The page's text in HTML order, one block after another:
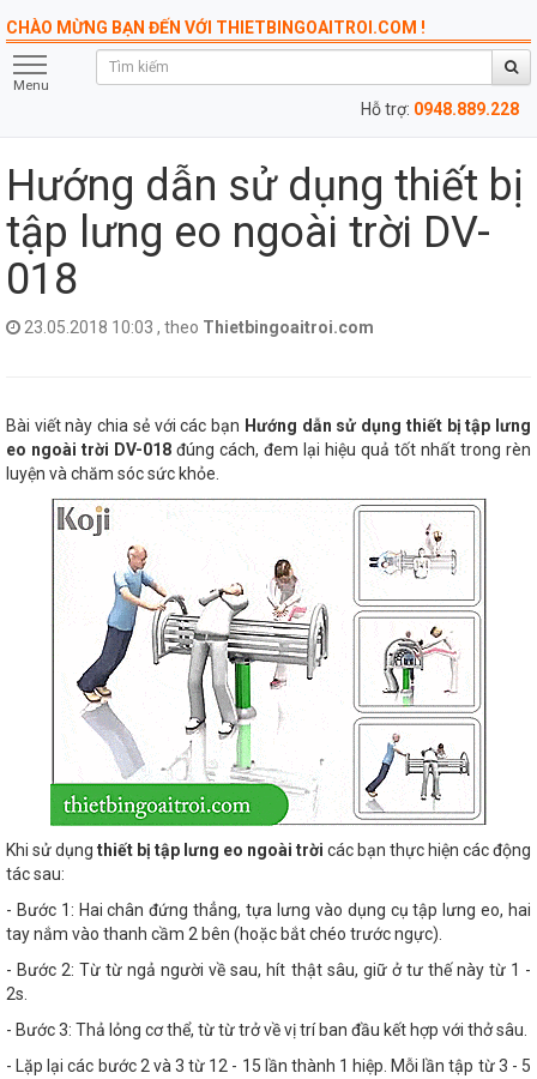
CHÀO MỪNG BẠN ĐẾN VỚI THIETBINGOAITROI.COM !
Menu
Hỗ trợ: 0948.889.228
Hướng dẫn sử dụng thiết bị
tập lưng eo ngoài trời DV-
018
23.05.2018 10:03 , theo Thietbingoaitroi.com
Bài viết này chia sẻ với các bạn Hướng dẫn sử dụng thiết bị tập lưng
eo ngoài trời DV-018 đúng cách, đem lại hiệu quả tốt nhất trong rèn
luyện và chăm sóc sức khỏe.
Khi sử dụng thiết bị tập lưng eo ngoài trời các bạn thực hiện các động
tác sau:
- Bước 1: Hai chân đứng thẳng, tựa lưng vào dụng cụ tập lưng eo, hai
tay nắm vào thanh cầm 2 bên (hoặc bắt chéo trước ngực).
- Bước 2: Từ từ ngả người về sau, hít thật sâu, giữ ở tư thế này từ 1 -
2s.
- Bước 3: Thả lỏng cơ thể, từ từ trở về vị trí ban đầu kết hợp với thở sâu.
- Lặp lại các bước 2 và 3 từ 12 - 15 lần thành 1 hiệp. Mỗi lần tập từ 3 - 5